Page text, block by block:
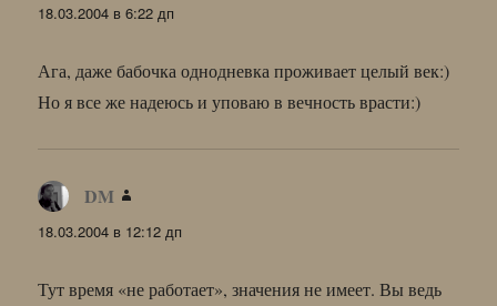
18.03.2004 в 6:22 дп
Ага, даже бабочка однодневка проживает целый век:)
Но я все же надеюсь и уповаю в вечность врасти:)
DM
18.03.2004 в 12:12 дп
Тут время «не работает», значения не имеет. Вы ведь